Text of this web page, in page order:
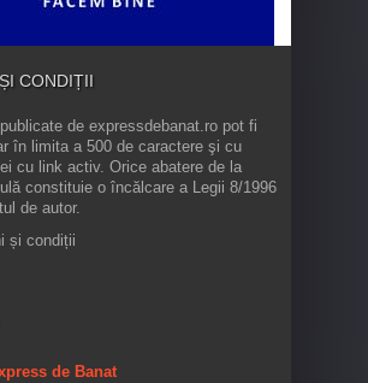
CONDIȚII
de expressdebanat.ro pot fi
în limita a 500 de caractere şi cu
cu link activ. Orice abatere de la
constituie o încălcare a Legii 8/1996
de autor.
și condiții
de Banat